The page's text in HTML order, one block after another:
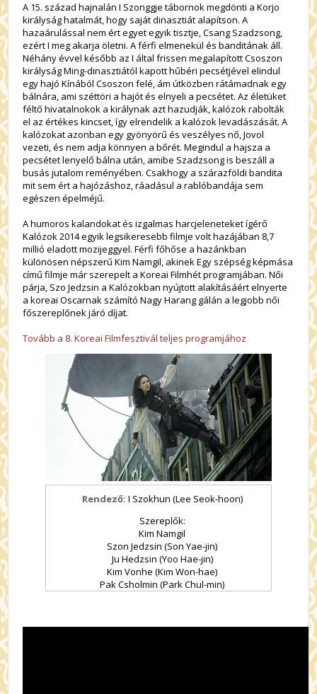
A 15. század hajnalán I Szonggje tábornok megdönti a Korjo
királyság hatalmát, hogy saját dinasztiát alapítson. A
hazaárulással nem ért egyet egyik tisztje, Csang Szadzsong,
ezért I meg akarja öletni. A férfi elmenekül és banditának áll.
Néhány évvel később az I által frissen megalapított Csoszon
királyság Ming-dinasztiától kapott hűbéri pecsétjével elindul
egy hajó Kínából Csoszon felé, ám útközben rátámadnak egy
bálnára, ami széttöri a hajót és elnyeli a pecsétet. Az életüket
féltő hivatalnokok a királynak azt hazudják, kalózok rabolták
el az értékes kincset, így elrendelik a kalózok levadászását. A
kalózokat azonban egy gyönyörű és veszélyes nő, Jovol
vezeti, és nem adja könnyen a bőrét. Megindul a hajsza a
pecsétet lenyelő bálna után, amibe Szadzsong is beszáll a
busás jutalom reményében. Csakhogy a szárazföldi bandita
mit sem ért a hajózáshoz, ráadásul a rablóbandája sem
egészen épelméjű.
A humoros kalandokat és izgalmas harcjeleneteket ígérő
Kalózok 2014 egyik legsikeresebb filmje volt hazájában 8,7
millió eladott mozijeggyel. Férfi főhőse a hazánkban
különösen népszerű Kim Namgil, akinek Egy szépség képmása
című filmje már szerepelt a Koreai Filmhét programjában. Női
párja, Szo Jedzsin a Kalózokban nyújtott alakításáért elnyerte
a koreai Oscarnak számító Nagy Harang gálán a legjobb női
főszereplőnek járó díjat.
Tovább a 8. Koreai Filmfesztivál teljes programjához
Rendező: I Szokhun (Lee Seok-hoon)
Szereplők:
Kim Namgil
Szon Jedzsin (Son Yae-jin)
Ju Hedzsin (Yoo Hae-jin)
Kim Vonhe (Kim Won-hae)
Pak Csholmin (Park Chul-min)